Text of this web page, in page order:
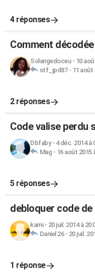
4 réponses
Comment
Solangedoceu- 10
stf_jpd87- 11 août
2 réponses
Code valise perdu
Dbfaby- 4 déc. 2014 à
Mag - 16 août 2015
5 réponses
debloquer code
kami- 20 juil. 2014 à
Daniel 26- 20 juil.
1 réponse